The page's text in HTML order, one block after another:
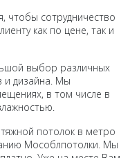
сотрудничество
как по цене, так и
выбор различных
и дизайна. Мы
в том числе в
потолок в метро
Мособлпотолки. Мы